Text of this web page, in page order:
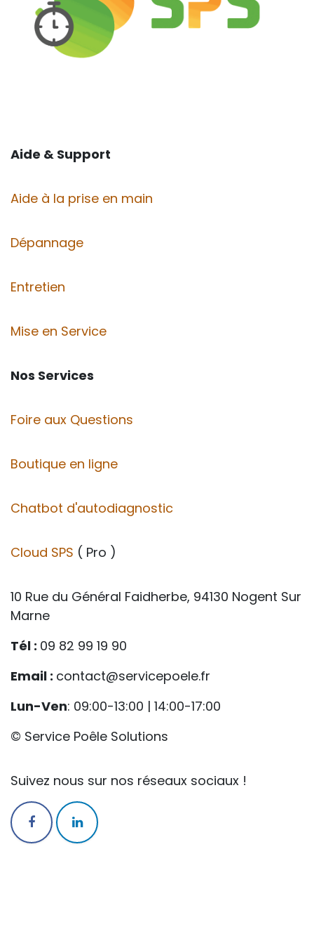
Aide & Support
Aide à la prise en main
Dépannage
Entretien
Mise en Service
Nos Services
Foire aux Questions
Boutique en ligne
Chatbot d'autodiagnostic
Cloud SPS ( Pro )
10 Rue du Général Faidherbe, 94130 Nogent Sur
Marne
Tél : 09 82 99 19 90
Email : contact@servicepoele.fr
Lun-Ven: 09:00-13:00 | 14:00-17:00
© Service Poêle Solutions
Suivez nous sur nos réseaux sociaux !